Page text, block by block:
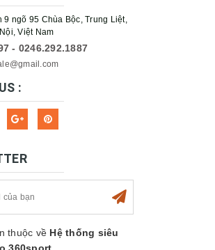
9 ngõ 95 Chùa Bộc, Trung Liệt,
Việt Nam
- 0246.292.1887
:
thuộc về Hệ thống siêu